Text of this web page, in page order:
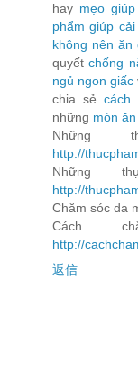
hay mẹo
phẩm giúp
không nên ăn
quyếtchống
ngủ ngon giấc
chia sẻcách
những món
Những
http://
Những
http://
Chăm sóc da
Cách
http://
返信